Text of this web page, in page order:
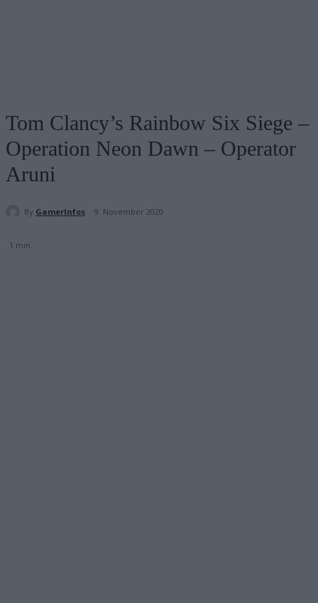
Tom Clancy’s Rainbow Six Siege –
Operation Neon Dawn – Operator
Aruni
By GamerInfos 9. November 2020
1 min.